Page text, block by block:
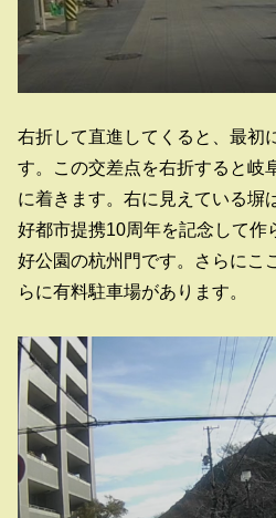
右折して直進してくると、最初
す。この交差点を右折すると岐
に着きます。右に見えている塀
好都市提携10周年を記念して作
好公園の杭州門です。さらにこ
らに有料駐車場があります。